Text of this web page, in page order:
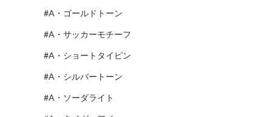
#A・ゴールドトーン
#A・サッカーモチーフ
#A・ショートタイピン
#A・シルバートーン
#A・ソーダライト